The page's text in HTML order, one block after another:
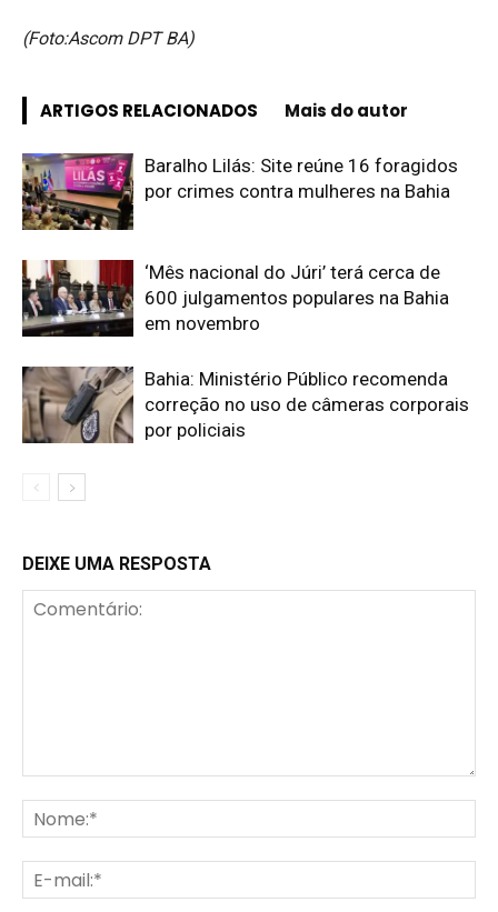
(Foto:Ascom DPT BA)
ARTIGOS RELACIONADOS Mais do autor
Baralho Lilás: Site reúne 16 foragidos
por crimes contra mulheres na Bahia
‘Mês nacional do Júri’ terá cerca de
600 julgamentos populares na Bahia
em novembro
Bahia: Ministério Público recomenda
correção no uso de câmeras corporais
por policiais
DEIXE UMA RESPOSTA